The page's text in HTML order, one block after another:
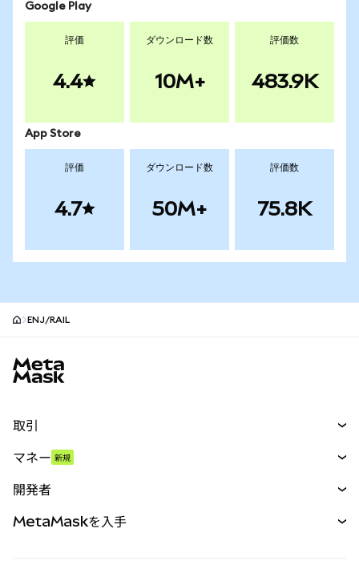
Google Play
評価
4.4
ダウンロード数
10M+
評価数
483.9K
App Store
評価
4.7
ダウンロード数
50M+
評価数
75.8K
ENJ/RAIL
取引
パーペチュアル
RWA
マネー 新規
開発者
MetaMaskを入手